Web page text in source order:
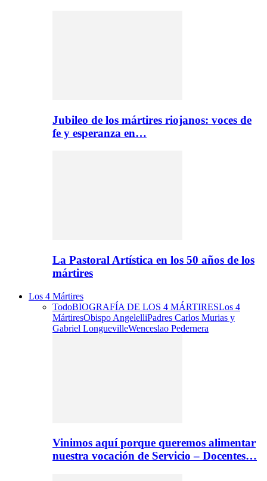
Jubileo de los mártires riojanos: voces de
fe y esperanza en…
La Pastoral Artística en los 50 años de los
mártires
Los 4 Mártires
TodoBIOGRAFÍA DE LOS 4 MÁRTIRESLos 4
MártiresObispo AngelelliPadres Carlos Murias y
Gabriel LonguevilleWenceslao Pedernera
Vinimos aquí porque queremos alimentar
nuestra vocación de Servicio – Docentes…